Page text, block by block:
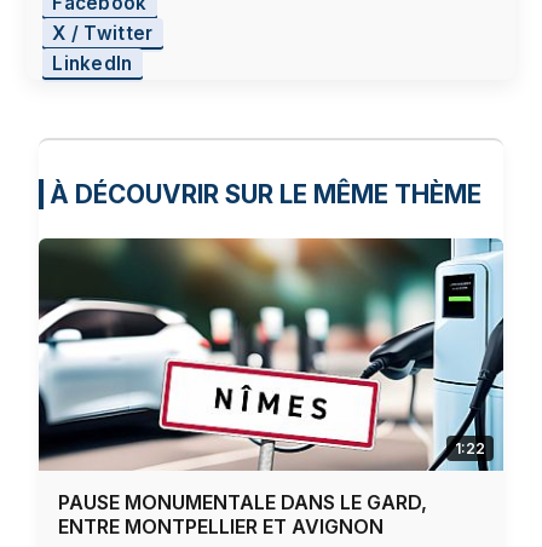
X / Twitter
LinkedIn
À DÉCOUVRIR SUR LE MÊME THÈME
1:22
PAUSE MONUMENTALE DANS LE GARD,
ENTRE MONTPELLIER ET AVIGNON